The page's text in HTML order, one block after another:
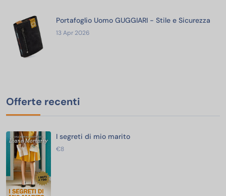
Portafoglio Uomo GUGGIARI - Stile e Sicurezza
13 Apr 2026
Offerte recenti
I segreti di mio marito
€8